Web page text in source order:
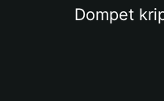
Dompet